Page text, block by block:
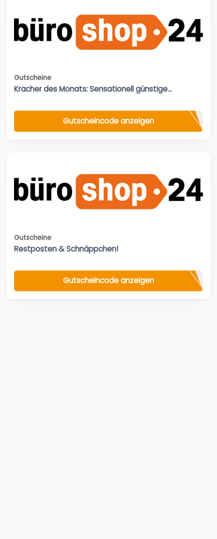
Gutscheine
Kracher des Monats: Sensationell günstige...
Gutscheincode anzeigen
Gutscheine
Restposten & Schnäppchen!
Gutscheincode anzeigen